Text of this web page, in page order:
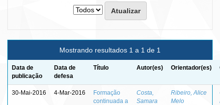
Mostrando resultados 1 a 1 de 1
Data de
publicação
Data de
defesa
Título Autor(es) Orientador(es)
30-Mai-2016 4-Mar-2016
Formação
continuada a
Costa,
Samara
Ribeiro, Alice
Melo